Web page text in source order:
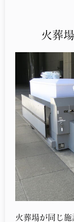
火葬
火葬場が同じ